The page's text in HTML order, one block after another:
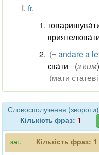
fr.
приятелюва́ти
(=andare a
спа́ти
(з ким)
(мати
Словосполучення
Кількість фраз: 1
заг. Кількість фраз: 1